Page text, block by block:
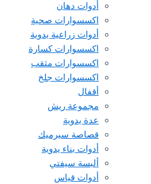
أدوات دهان
اكسسوارات صحية
أدوات زراعية يدوية
اكسسوارات كسارة
اكسسوارات مثقب
اكسسوارات جلخ
أقفال
مجموعة ريش
عدة يدوية
قصاصة سيرميك
أدوات بناء يدوية
ألبسة سيفتي
أدوات قياس